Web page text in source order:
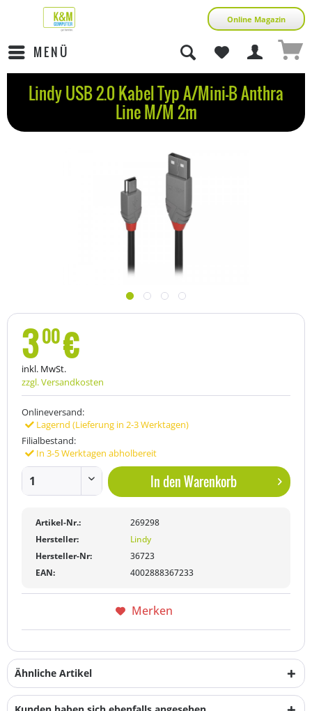
Online Magazin
MENÜ
Lindy USB 2.0 Kabel Typ A/Mini-B Anthra
Line M/M 2m
300€
inkl. MwSt.
zzgl. Versandkosten
Onlineversand:
Lagernd (Lieferung in 2-3 Werktagen)
Filialbestand:
In 3-5 Werktagen abholbereit
In denWarenkorb
Artikel-Nr.:
269298
Hersteller:
Lindy
Hersteller-Nr:
36723
EAN:
4002888367233
Merken
Ähnliche Artikel